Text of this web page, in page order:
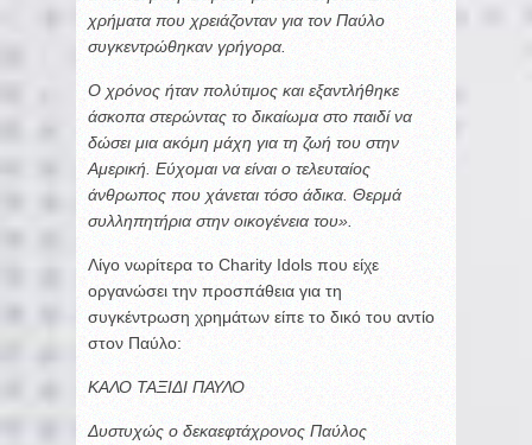
χρήματα που χρειάζονταν για τον Παύλο
συγκεντρώθηκαν γρήγορα.
Ο χρόνος ήταν πολύτιμος και εξαντλήθηκε
άσκοπα στερώντας το δικαίωμα στο παιδί να
δώσει μια ακόμη μάχη για τη ζωή του στην
Αμερική. Εύχομαι να είναι ο τελευταίος
άνθρωπος που χάνεται τόσο άδικα. Θερμά
συλληπητήρια στην οικογένεια του».
Λίγο νωρίτερα το Charity Idols που είχε
οργανώσει την προσπάθεια για τη
συγκέντρωση χρημάτων είπε το δικό του αντίο
στον Παύλο:
ΚΑΛΟ ΤΑΞΙΔΙ ΠΑΥΛΟ
Δυστυχώς ο δεκαεφτάχρονος Παύλος